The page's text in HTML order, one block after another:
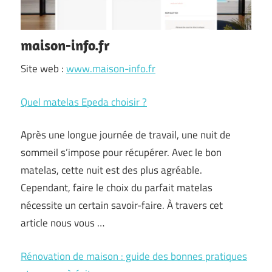
maison-info.fr
Site web :www.maison-info.fr
Quel matelas Epeda choisir ?
Après une longue journée de travail, une nuit de
sommeil s’impose pour récupérer. Avec le bon
matelas, cette nuit est des plus agréable.
Cependant, faire le choix du parfait matelas
nécessite un certain savoir-faire. À travers cet
article nous vous …
Rénovation de maison : guide des bonnes pratiques